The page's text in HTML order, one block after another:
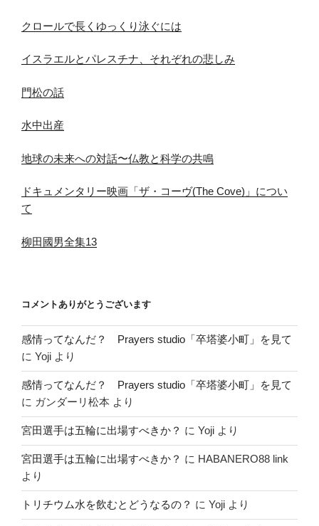
クロールで長くゆっくり泳ぐには
イスラエルとパレスチナ、それぞれの悲しみ
門松の話
水中出産
地球の未来への対話〜仏教と科学の共鳴
ドキュメンタリー映画「ザ・コーヴ(The Cove)」につい
て
柳田國男全集13
コメントありがとうございます
感情ってなんだ？ Prayers studio「卒塔婆小町」を見て
に Yoji より
感情ってなんだ？ Prayers studio「卒塔婆小町」を見て
に ガンダーリ松本 より
宮田選手は五輪に出場すべきか？ に Yoji より
宮田選手は五輪に出場すべきか？ に HABANERO88 link
より
トリチウム水を飲むとどうなるの？ に Yoji より